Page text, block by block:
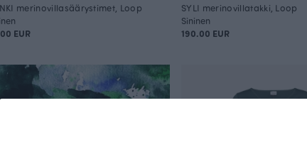
merinovillasäärystimet, Loop
EUR
SYLI merinovillatakki, Loop
Sininen
190.00 EUR